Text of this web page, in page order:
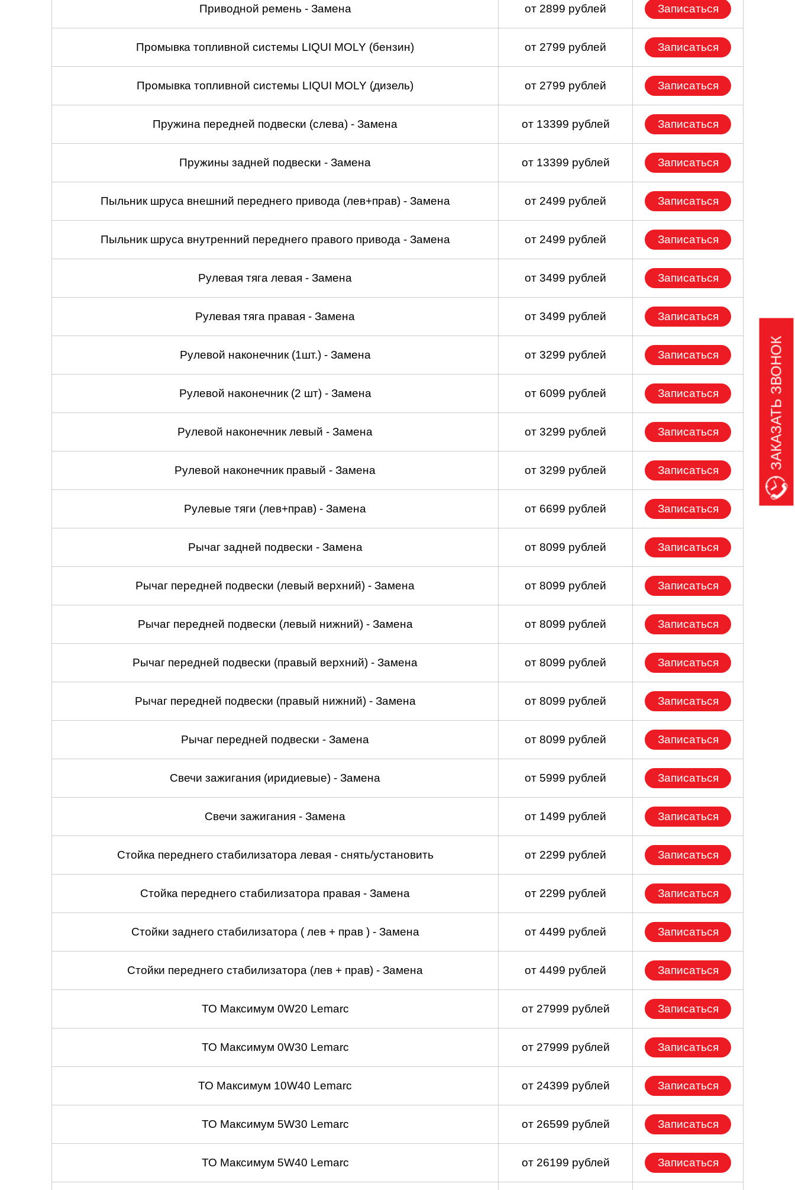
Приводной ремень - Замена от 2899 рублей Записаться
Промывка топливной системы LIQUI MOLY (бензин) от 2799 рублей Записаться
Промывка топливной системы LIQUI MOLY (дизель) от 2799 рублей Записаться
Пружина передней подвески (слева) - Замена от 13399 рублей Записаться
Пружины задней подвески - Замена от 13399 рублей Записаться
Пыльник шруса внешний переднего привода (лев+прав) - Замена от 2499 рублей Записаться
Пыльник шруса внутренний переднего правого привода - Замена от 2499 рублей Записаться
Рулевая тяга левая - Замена от 3499 рублей Записаться
Рулевая тяга правая - Замена от 3499 рублей Записаться
Рулевой наконечник (1шт.) - Замена от 3299 рублей Записаться
Рулевой наконечник (2 шт) - Замена от 6099 рублей Записаться
Рулевой наконечник левый - Замена от 3299 рублей Записаться
Рулевой наконечник правый - Замена от 3299 рублей Записаться
Рулевые тяги (лев+прав) - Замена от 6699 рублей Записаться
Рычаг задней подвески - Замена от 8099 рублей Записаться
Рычаг передней подвески (левый верхний) - Замена от 8099 рублей Записаться
Рычаг передней подвески (левый нижний) - Замена от 8099 рублей Записаться
Рычаг передней подвески (правый верхний) - Замена от 8099 рублей Записаться
Рычаг передней подвески (правый нижний) - Замена от 8099 рублей Записаться
Рычаг передней подвески - Замена от 8099 рублей Записаться
Свечи зажигания (иридиевые) - Замена от 5999 рублей Записаться
Свечи зажигания - Замена от 1499 рублей Записаться
Стойка переднего стабилизатора левая - снять/установить от 2299 рублей Записаться
Стойка переднего стабилизатора правая - Замена от 2299 рублей Записаться
Стойки заднего стабилизатора ( лев + прав ) - Замена от 4499 рублей Записаться
Стойки переднего стабилизатора (лев + прав) - Замена от 4499 рублей Записаться
ТО Максимум 0W20 Lemarc от 27999 рублей Записаться
ТО Максимум 0W30 Lemarc от 27999 рублей Записаться
ТО Максимум 10W40 Lemarc от 24399 рублей Записаться
ТО Максимум 5W30 Lemarc от 26599 рублей Записаться
ТО Максимум 5W40 Lemarc от 26199 рублей Записаться
ЗАКАЗАТЬ ЗВОНОК